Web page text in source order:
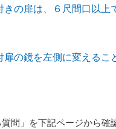
の扉は、６尺間口以上
の鏡を左側に変えるこ
問」を下記ページから確